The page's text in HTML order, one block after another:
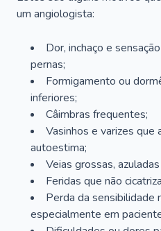
um angiologista:
Dor, inchaço e
pernas;
Formigamento ou
inferiores;
Câimbras frequentes;
Vasinhos e varizes
autoestima;
Veias grossas,
Feridas que não
Perda da sensibilidade
especialmente em